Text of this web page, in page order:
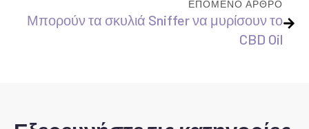
ΕΠΌΜΕΝΟ ΆΡΘΡΟ
Μπορούν τα σκυλιά Sniffer να μυρίσουν το
CBD Oil